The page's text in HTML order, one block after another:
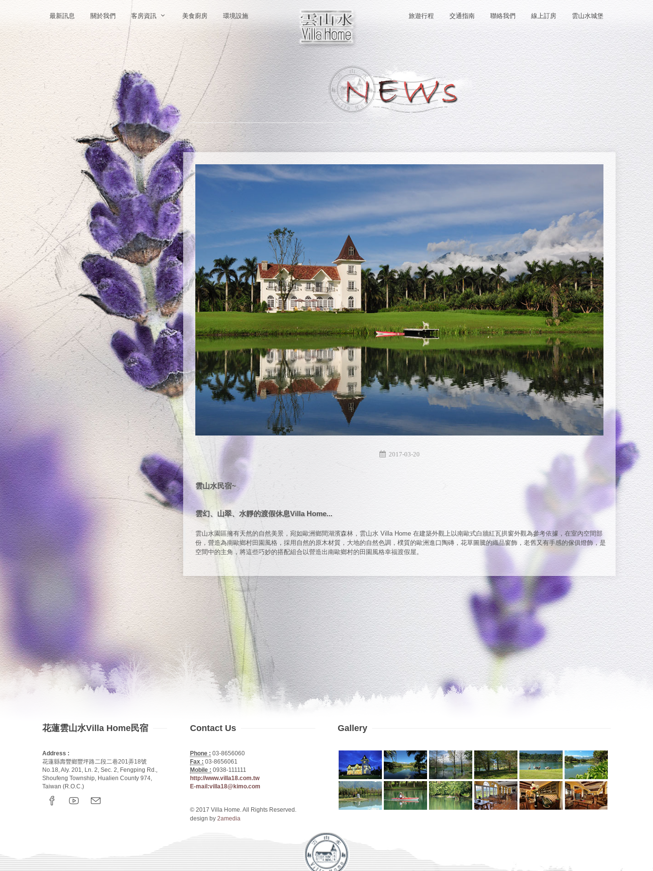
最新訊息 關於我們 客房資訊 美食廚房 環境設施 旅遊行程 交通指南 聯絡我們 線上訂房 雲山水城堡
2017-03-20
雲山水民宿~
雲幻、山翠、水靜的渡假休息Villa Home...
雲山水園區擁有天然的自然美景，宛如歐洲鄉間湖濱森林，雲山水 Villa Home 在建築外觀上以南歐式白牆紅瓦拱窗外觀為參考依據，在室內空間部
份，營造為南歐鄉村田園風格，採用自然的原木材質，大地的自然色調，樸質的歐洲進口陶磚，花草圖騰的織品窗飾，老舊又有手感的傢俱燈飾，是
空間中的主角，將這些巧妙的搭配組合以營造出南歐鄉村的田園風格幸福渡假屋。
花蓮雲山水Villa Home民宿
Address :
花蓮縣壽豐鄉豐坪路二段二巷201弄18號
No.18, Aly. 201, Ln. 2, Sec. 2, Fengping Rd.,
Shoufeng Township, Hualien County 974,
Taiwan (R.O.C.)
Contact Us
Phone : 03-8656060
Fax : 03-8656061
Mobile : 0938-111111
http://www.villa18.com.tw
E-mail:villa18@kimo.com
© 2017 Villa Home. All Rights Reserved.
design by2amedia
Gallery